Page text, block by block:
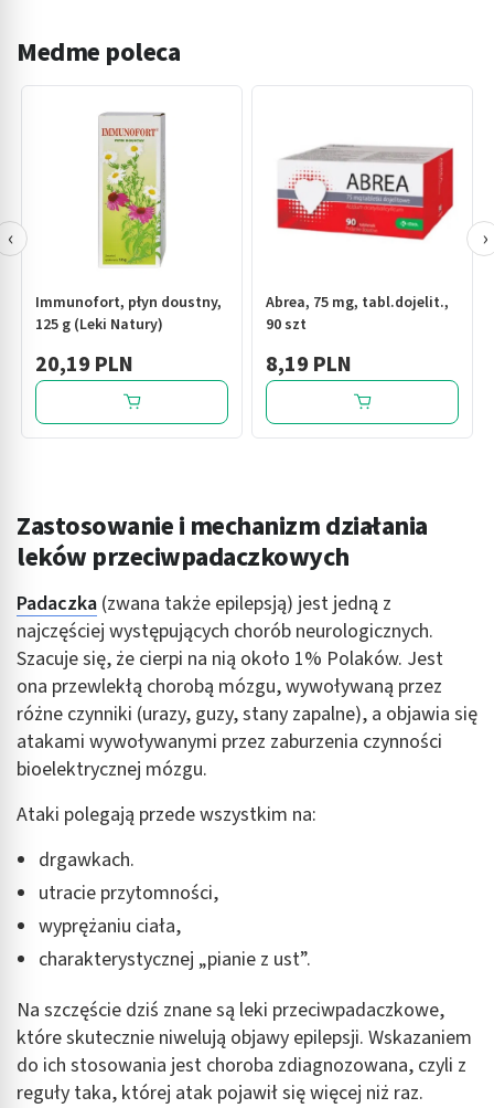
Medme poleca
Immunofort, płyn doustny,
125 g (Leki Natury)
20,19 PLN
Abrea, 75 mg, tabl.dojelit.,
90 szt
8,19 PLN
‹ ›
Zastosowanie i mechanizm działania
leków przeciwpadaczkowych
Padaczka (zwana także epilepsją) jest jedną z
najczęściej występujących chorób neurologicznych.
Szacuje się, że cierpi na nią około 1% Polaków. Jest
ona przewlekłą chorobą mózgu, wywoływaną przez
różne czynniki (urazy, guzy, stany zapalne), a objawia się
atakami wywoływanymi przez zaburzenia czynności
bioelektrycznej mózgu.
Ataki polegają przede wszystkim na:
drgawkach.
utracie przytomności,
wyprężaniu ciała,
charakterystycznej „pianie z ust”.
Na szczęście dziś znane są leki przeciwpadaczkowe,
które skutecznie niwelują objawy epilepsji. Wskazaniem
do ich stosowania jest choroba zdiagnozowana, czyli z
reguły taka, której atak pojawił się więcej niż raz.